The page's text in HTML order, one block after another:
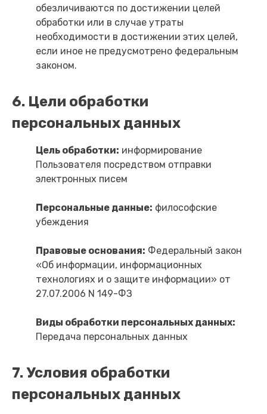
обезличиваются по достижении целей
обработки или в случае утраты
необходимости в достижении этих целей,
если иное не предусмотрено федеральным
законом.
6. Цели обработки
персональных данных
Цель обработки: информирование
Пользователя посредством отправки
электронных писем
Персональные данные: философские
убеждения
Правовые основания: Федеральный закон
«Об информации, информационных
технологиях и о защите информации» от
27.07.2006 N 149-ФЗ
Виды обработки персональных данных:
Передача персональных данных
7. Условия обработки
персональных данных